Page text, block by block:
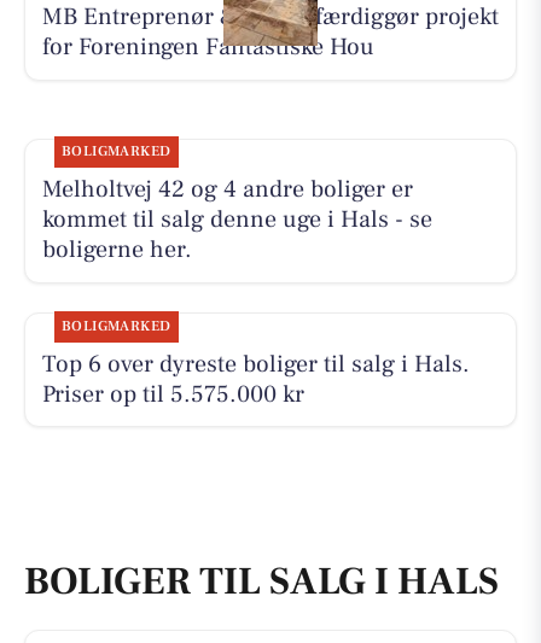
MB Entreprenør & Anlæg færdiggør projekt
for Foreningen Fantastiske Hou
BOLIGMARKED
Melholtvej 42 og 4 andre boliger er
kommet til salg denne uge i Hals - se
boligerne her.
BOLIGMARKED
Top 6 over dyreste boliger til salg i Hals.
Priser op til 5.575.000 kr
BOLIGER TIL SALG I HALS